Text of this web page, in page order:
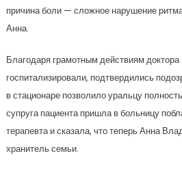
причина боли — сложное нарушение
Анна.
Благодаря грамотным действиям
госпитализировали, подтвердились
в стационаре позволило уральцу
супруга пациента пришла в больницу
терапевта и сказала, что теперь Анна
хранитель семьи.